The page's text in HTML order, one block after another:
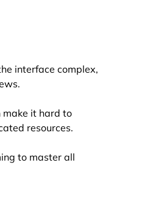
interface complex,
make it hard to
resources.
to master all